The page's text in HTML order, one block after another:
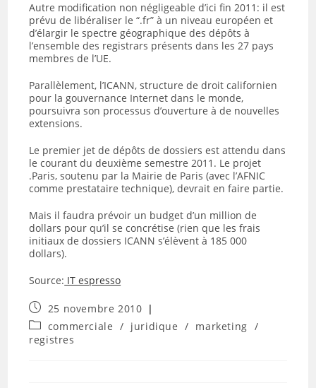
Autre modification non négligeable d’ici fin 2011: il est
prévu de libéraliser le “.fr” à un niveau européen et
d’élargir le spectre géographique des dépôts à
l’ensemble des registrars présents dans les 27 pays
membres de l’UE.
Parallèlement, l’ICANN, structure de droit californien
pour la gouvernance Internet dans le monde,
poursuivra son processus d’ouverture à de nouvelles
extensions.
Le premier jet de dépôts de dossiers est attendu dans
le courant du deuxième semestre 2011. Le projet
.Paris, soutenu par la Mairie de Paris (avec l’AFNIC
comme prestataire technique), devrait en faire partie.
Mais il faudra prévoir un budget d’un million de
dollars pour qu’il se concrétise (rien que les frais
initiaux de dossiers ICANN s’élèvent à 185 000
dollars).
Source: IT espresso
Publication
publiée :
25 novembre 2010
Post
category:
commerciale / juridique / marketing /
registres